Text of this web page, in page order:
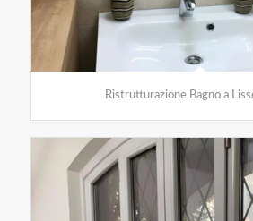
Ristrutturazione Bagno a